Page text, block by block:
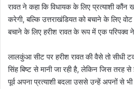
रावत ने कहा कि विधायक के लिए प्रत्याशी
करेगी, बल्कि उत्तराखंडियत को बचाने के लिए
बचाने के लिए हरीश रावत के रूप में एक परिपक्व
लालकुंआ सीट पर हरीश रावत की वैसे तो सीधी
सिंह बिष्ट से मानी जा रही है, लेकिन जिस तरह
पूर्व अपना प्रत्याशी बदला उससे उन्हें अपनों से